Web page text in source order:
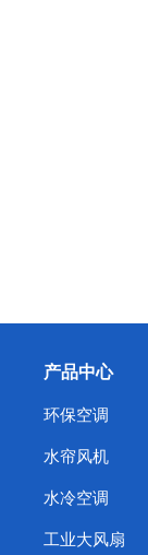
产品中心
环保空调
水帘风机
水冷空调
工业大风扇